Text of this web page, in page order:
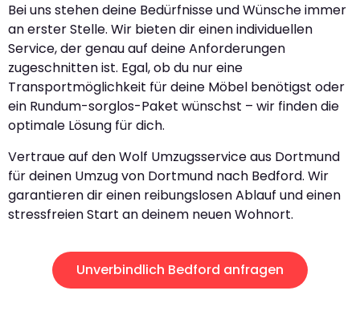
Bei uns stehen deine Bedürfnisse und Wünsche immer
an erster Stelle. Wir bieten dir einen individuellen
Service, der genau auf deine Anforderungen
zugeschnitten ist. Egal, ob du nur eine
Transportmöglichkeit für deine Möbel benötigst oder
ein Rundum-sorglos-Paket wünschst – wir finden die
optimale Lösung für dich.
Vertraue auf den Wolf Umzugsservice aus Dortmund
für deinen Umzug von Dortmund nach Bedford. Wir
garantieren dir einen reibungslosen Ablauf und einen
stressfreien Start an deinem neuen Wohnort.
Unverbindlich Bedford anfragen